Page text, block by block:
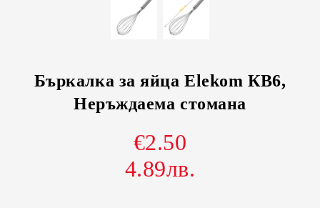
Бъркалка за яйца Elekom КВ6,
Неръждаема стомана
€2.50
4.89лв.